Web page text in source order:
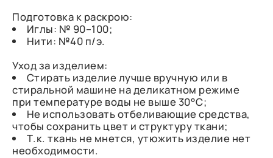
Подготовка к раскрою:
Иглы: № 90–100;
Нити: №40 п/э.
Уход за изделием:
Стирать изделие лучше вручную или в
стиральной машине на деликатном режиме
при температуре воды не выше 30°C;
Не использовать отбеливающие средства,
чтобы сохранить цвет и структуру ткани;
Т.к. ткань не мнется, утюжить изделие нет
необходимости.